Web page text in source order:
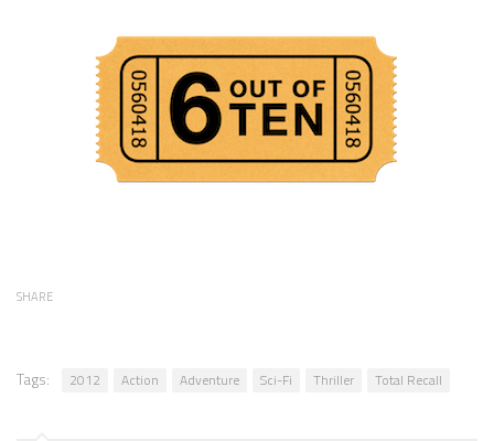
SHARE
Tags: 2012 Action Adventure Sci-Fi Thriller Total Recall